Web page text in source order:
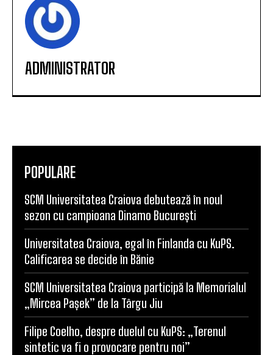
ADMINISTRATOR
POPULARE
SCM Universitatea Craiova debutează în noul
sezon cu campioana Dinamo București
Universitatea Craiova, egal în Finlanda cu KuPS.
Calificarea se decide în Bănie
SCM Universitatea Craiova participă la Memorialul
„Mircea Pașek” de la Târgu Jiu
Filipe Coelho, despre duelul cu KuPS: „Terenul
sintetic va fi o provocare pentru noi”